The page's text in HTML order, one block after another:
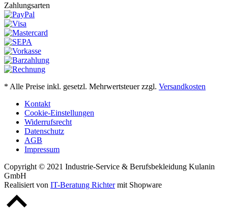
Zahlungsarten
* Alle Preise inkl. gesetzl. Mehrwertsteuer zzgl. Versandkosten
Kontakt
Cookie-Einstellungen
Widerrufsrecht
Datenschutz
AGB
Impressum
Copyright © 2021 Industrie-Service & Berufsbekleidung Kulanin
GmbH
Realisiert von IT-Beratung Richtermit Shopware